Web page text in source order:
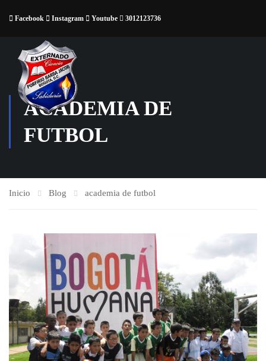
Facebook Instagram Youtube 3012123736
ACADEMIA DE
FUTBOL
Inicio Blog academia de futbol